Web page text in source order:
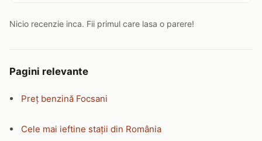
Nicio recenzie inca. Fii primul care lasa o parere!
Pagini relevante
Preț benzină Focsani
Cele mai ieftine stații din România